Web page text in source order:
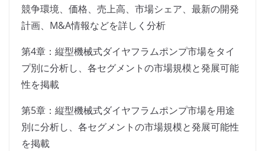
競争環境、価格、売上高、市場シェア、最新の開発
計画、M&A情報などを詳しく分析
第4章：縦型機械式ダイヤフラムポンプ市場をタイ
プ別に分析し、各セグメントの市場規模と発展可能
性を掲載
第5章：縦型機械式ダイヤフラムポンプ市場を用途
別に分析し、各セグメントの市場規模と発展可能性
を掲載